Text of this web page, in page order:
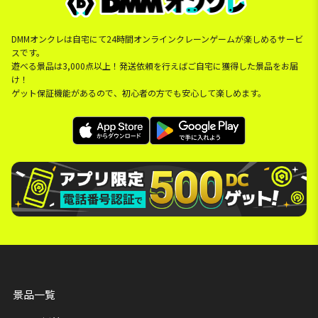
DMMオンクレは自宅にて24時間オンラインクレーンゲームが楽しめるサービ
スです。
遊べる景品は3,000点以上！発送依頼を行えばご自宅に獲得した景品をお届
け！
ゲット保証機能があるので、初心者の方でも安心して楽しめます。
景品一覧